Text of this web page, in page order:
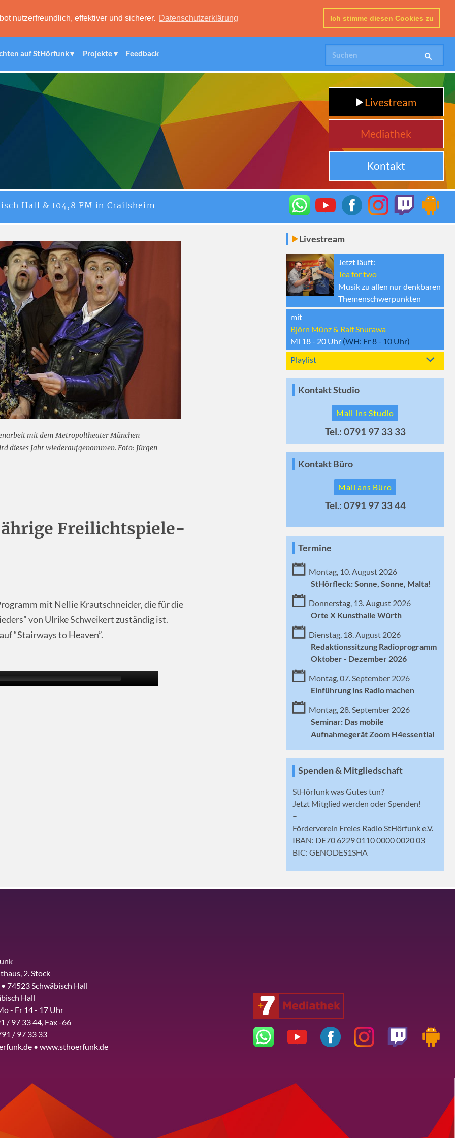
nutzerfreundlich, effektiver und sicherer. Datenschutzerklärung Ich stimme diesen Cookies zu
auf StHörfunk Projekte Feedback
Livestream
Mediathek
Kontakt
Hall & 104,8 FM in Crailsheim
mit dem Metropoltheater München
dieses Jahr wiederaufgenommen. Foto: Jürgen
Freilichtspiele-
mit Nellie Krautschneider, die für die
von Ulrike Schweikert zuständig ist.
“Stairways to Heaven”.
Livestream
Jetzt läuft:
Tea for two
Musik zu allen nur denkbaren
Themenschwerpunkten
mit
Björn Münz & Ralf Snurawa
Mi 18 - 20 Uhr (WH: Fr 8 - 10 Uhr)
Playlist
Kontakt Studio
Mail ins Studio
Tel.: 0791 97 33 33
Kontakt Büro
Mail ans Büro
Tel.: 0791 97 33 44
Termine
Montag, 10. August 2026
StHörfleck: Sonne, Sonne, Malta!
Donnerstag, 13. August 2026
Orte X Kunsthalle Würth
Dienstag, 18. August 2026
Redaktionssitzung Radioprogramm
Oktober - Dezember 2026
Montag, 07. September 2026
Einführung ins Radio machen
Montag, 28. September 2026
Seminar: Das mobile
Aufnahmegerät Zoom H4essential
Spenden & Mitgliedschaft
StHörfunk was Gutes tun?
Jetzt Mitglied werden oder Spenden!
–
Förderverein Freies Radio StHörfunk e.V.
IBAN: DE70 6229 0110 0000 0020 03
BIC: GENODES1SHA
2. Stock
74523 Schwäbisch Hall
Hall
- Fr 14 - 17 Uhr
/ 97 33 44, Fax -66
/ 97 33 33
• www.sthoerfunk.de